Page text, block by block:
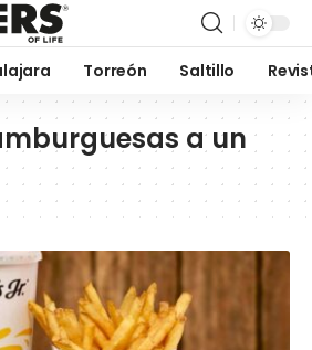
Torreón Saltillo
a un